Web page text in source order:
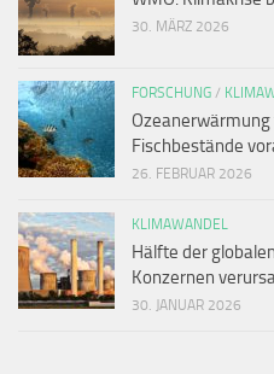
30. MÄRZ 2026
FORSCHUNG /
Fischbestände
26. FEBRUAR 2026
KLIMAWANDEL
Hälfte der
Konzernen
30. JANUAR 2026